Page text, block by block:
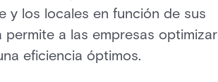
y los locales en función de sus
a las empresas optimizar
eficiencia óptimos.